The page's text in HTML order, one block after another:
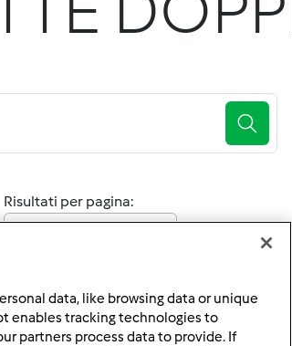
Risultati per pagina:
data, like browsing data or unique
enables tracking technologies to
partners process data to provide. If